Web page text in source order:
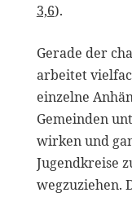
3,6).
Gerade der
arbeitet
einzelne
Gemeinden
wirken und
Jugendkreise
wegzuziehen.